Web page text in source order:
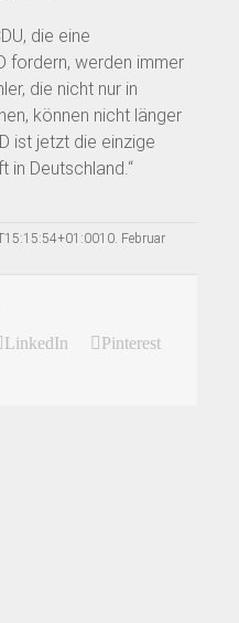
die eine
fordern, werden immer
die nicht nur in
können nicht länger
ist jetzt die einzige
in Deutschland.“
10. Februar
LinkedIn
Pinterest